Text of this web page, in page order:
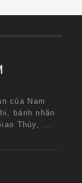
của Nam
bánh nhãn
Thủy, ...